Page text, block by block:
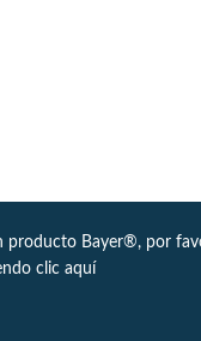
producto Bayer®, por
clic aquí